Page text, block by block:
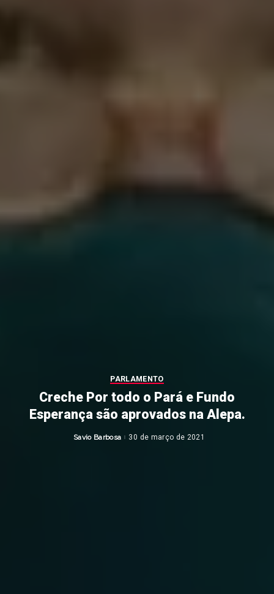
PARLAMENTO
Creche Por todo o Pará e Fundo
Esperança são aprovados na Alepa.
Posted
Savio Barbosa 30 de março de 2021